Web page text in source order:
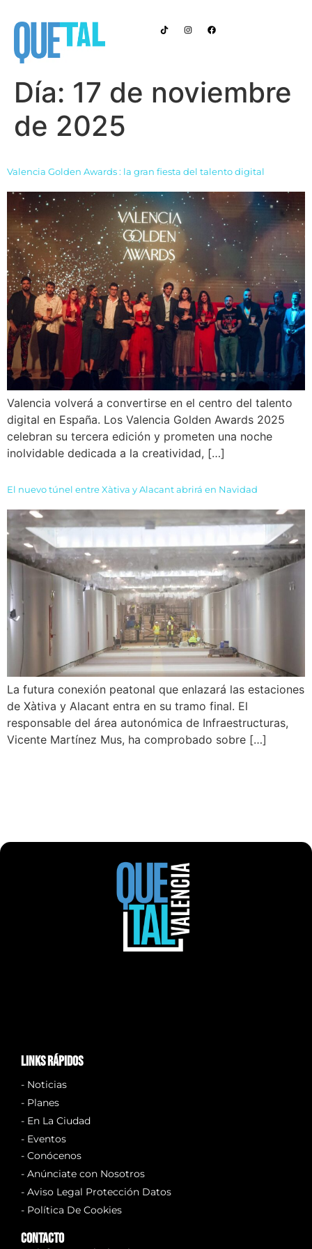
Día: 17 de noviembre
de 2025
Valencia Golden Awards : la gran fiesta del talento digital
Valencia volverá a convertirse en el centro del talento
digital en España. Los Valencia Golden Awards 2025
celebran su tercera edición y prometen una noche
inolvidable dedicada a la creatividad, […]
El nuevo túnel entre Xàtiva y Alacant abrirá en Navidad
La futura conexión peatonal que enlazará las estaciones
de Xàtiva y Alacant entra en su tramo final. El
responsable del área autonómica de Infraestructuras,
Vicente Martínez Mus, ha comprobado sobre […]
links rápidos
- Noticias
- Planes
- En La Ciudad
- Eventos
- Conócenos
- Anúnciate con Nosotros
- Aviso Legal Protección Datos
- Política De Cookies
Contacto